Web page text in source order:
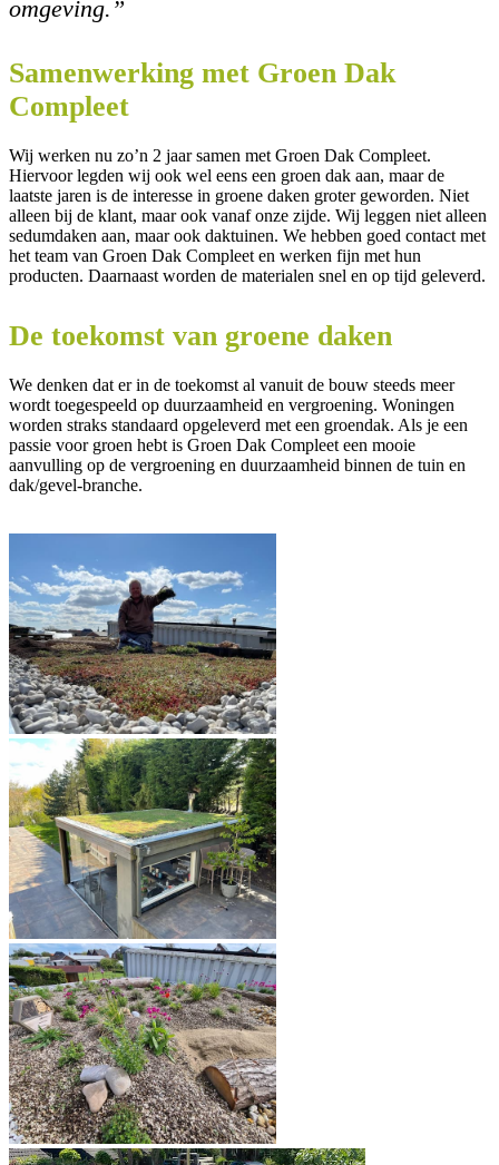
omgeving.”
Samenwerking met Groen Dak
Compleet
Wij werken nu zo’n 2 jaar samen met Groen Dak Compleet.
Hiervoor legden wij ook wel eens een groen dak aan, maar de
laatste jaren is de interesse in groene daken groter geworden. Niet
alleen bij de klant, maar ook vanaf onze zijde. Wij leggen niet alleen
sedumdaken aan, maar ook daktuinen. We hebben goed contact met
het team van Groen Dak Compleet en werken fijn met hun
producten. Daarnaast worden de materialen snel en op tijd geleverd.
De toekomst van groene daken
We denken dat er in de toekomst al vanuit de bouw steeds meer
wordt toegespeeld op duurzaamheid en vergroening. Woningen
worden straks standaard opgeleverd met een groendak. Als je een
passie voor groen hebt is Groen Dak Compleet een mooie
aanvulling op de vergroening en duurzaamheid binnen de tuin en
dak/gevel-branche.